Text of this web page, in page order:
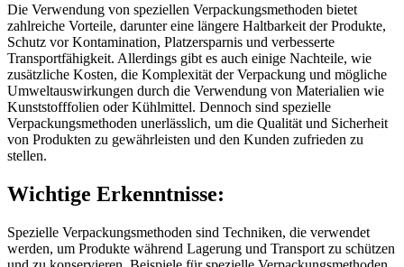
Die Verwendung von speziellen Verpackungsmethoden bietet
zahlreiche Vorteile, darunter eine längere Haltbarkeit der Produkte,
Schutz vor Kontamination, Platzersparnis und verbesserte
Transportfähigkeit. Allerdings gibt es auch einige Nachteile, wie
zusätzliche Kosten, die Komplexität der Verpackung und mögliche
Umweltauswirkungen durch die Verwendung von Materialien wie
Kunststofffolien oder Kühlmittel. Dennoch sind spezielle
Verpackungsmethoden unerlässlich, um die Qualität und Sicherheit
von Produkten zu gewährleisten und den Kunden zufrieden zu
stellen.
Wichtige Erkenntnisse:
Spezielle Verpackungsmethoden sind Techniken, die verwendet
werden, um Produkte während Lagerung und Transport zu schützen